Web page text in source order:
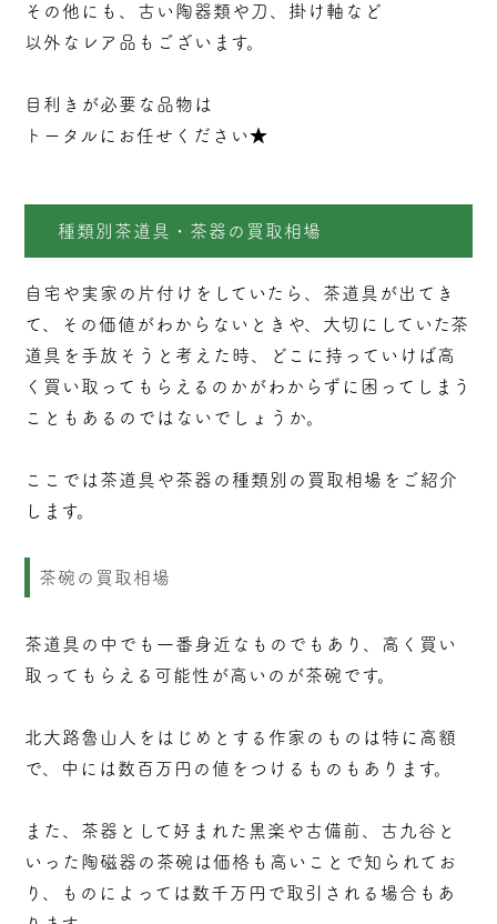
その他にも、古い陶器類や刀、掛け軸など
以外なレア品もございます。
目利きが必要な品物は
トータルにお任せください★
種類別茶道具・茶器の買取相場
自宅や実家の片付けをしていたら、 茶道具 が出てき
て、その価値がわからないときや、大切にしていた茶
道具を手放そうと考えた時、どこに持っていけば高
く買い取ってもらえるのかがわからずに困ってしまう
こともあるのではないでしょうか。
ここでは茶道具や茶器の種類別の買取相場をご紹介
します。
茶碗の買取相場
茶道具の中でも一番身近なものでもあり、高く買い
取ってもらえる可能性が高いのが茶碗です。
北大路魯山人 をはじめとする作家のものは特に高額
で、中には数百万円の値をつけるものもあります。
また、茶器として好まれた黒楽や古備前、古九谷と
いった陶磁器の茶碗は価格も高いことで知られてお
り、ものによっては数千万円で取引される場合もあ